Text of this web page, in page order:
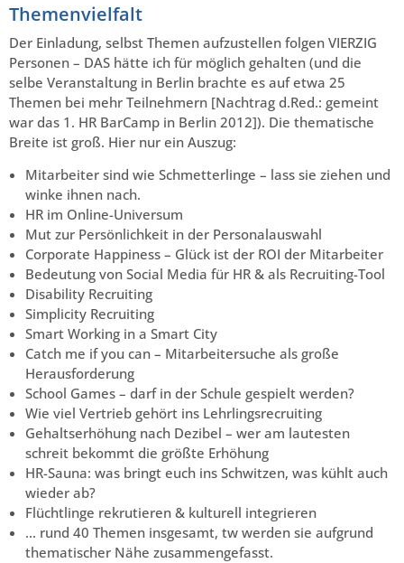
Themenvielfalt
Der Einladung, selbst Themen aufzustellen folgen VIERZIG
Personen – DAS hätte ich für möglich gehalten (und die
selbe Veranstaltung in Berlin brachte es auf etwa 25
Themen bei mehr Teilnehmern [Nachtrag d.Red.: gemeint
war das 1. HR BarCamp in Berlin 2012]). Die thematische
Breite ist groß. Hier nur ein Auszug:
Mitarbeiter sind wie Schmetterlinge – lass sie ziehen und
winke ihnen nach.
HR im Online-Universum
Mut zur Persönlichkeit in der Personalauswahl
Corporate Happiness – Glück ist der ROI der Mitarbeiter
Bedeutung von Social Media für HR & als Recruiting-Tool
Disability Recruiting
Simplicity Recruiting
Smart Working in a Smart City
Catch me if you can – Mitarbeitersuche als große
Herausforderung
School Games – darf in der Schule gespielt werden?
Wie viel Vertrieb gehört ins Lehrlingsrecruiting
Gehaltserhöhung nach Dezibel – wer am lautesten
schreit bekommt die größte Erhöhung
HR-Sauna: was bringt euch ins Schwitzen, was kühlt auch
wieder ab?
Flüchtlinge rekrutieren & kulturell integrieren
… rund 40 Themen insgesamt, tw werden sie aufgrund
thematischer Nähe zusammengefasst.